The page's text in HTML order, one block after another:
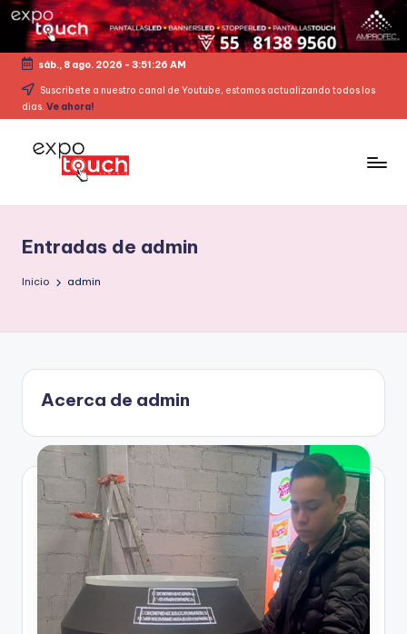
sáb., 8 ago. 2026 - 3:51:27 AM
Suscribete a nuestro canal de Youtube, estamos actualizando todos los
dias. Ve ahora!
Entradas de admin
Inicio admin
Acerca de admin